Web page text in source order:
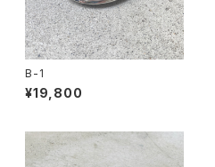
B-1
¥19,800